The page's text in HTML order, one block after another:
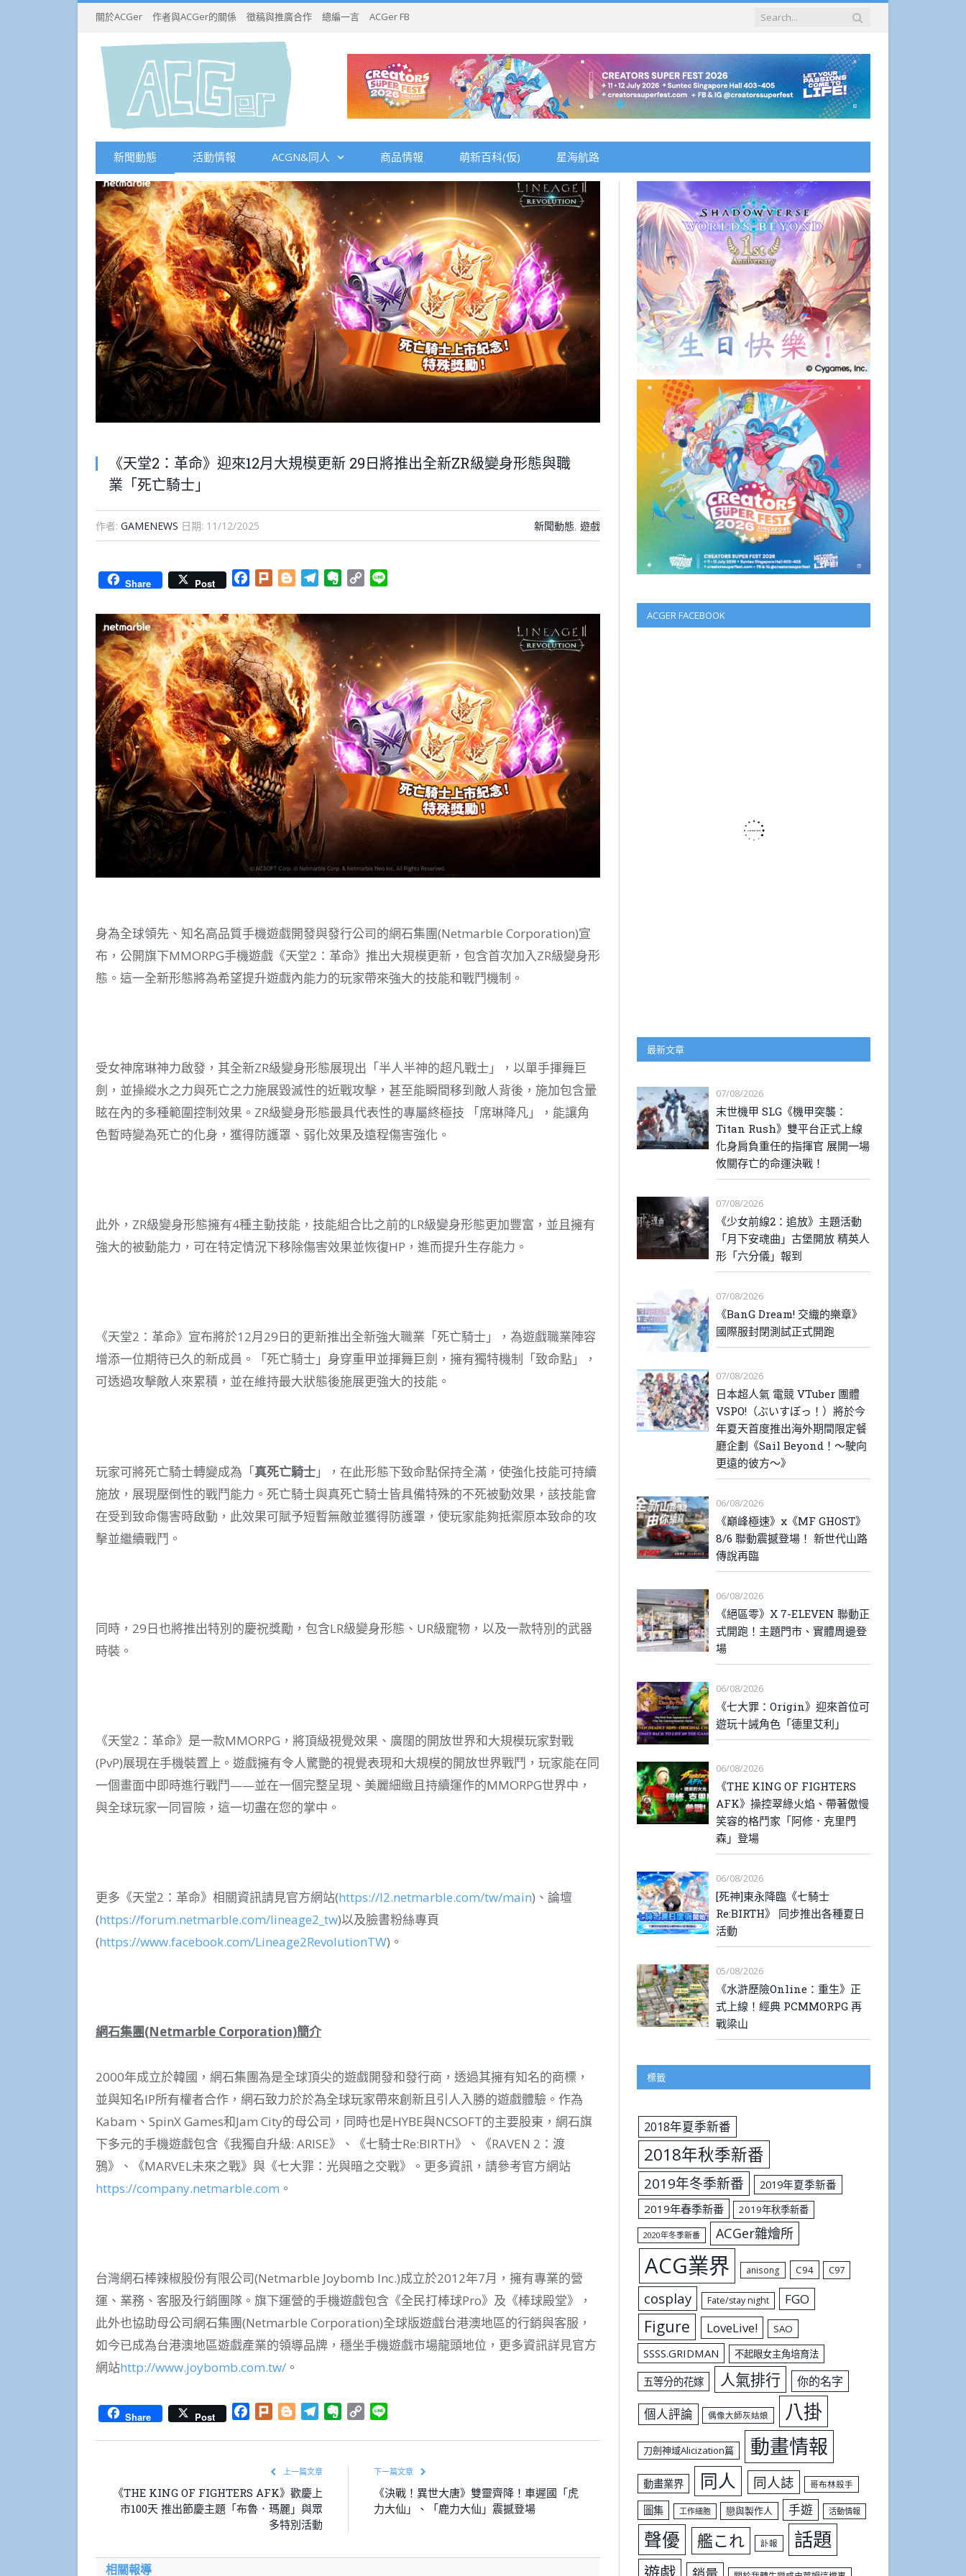
關於ACGer 作者與ACGer的關係 徵稿與推廣合作 總編一言 ACGer FB
新聞動態 活動情報 ACGN&同人 商品情報 萌新百科(仮) 星海航路
《天堂2：革命》迎來12月大規模更新 29日將推出全新ZR級變身形態與職
業「死亡騎士」
作者: GAMENEWS 日期: 11/12/2025 新聞動態, 遊戲
Share Post Facebook
Plurk BloggerTelegramEvernote
Copy
身為全球領先、知名高品質手機遊戲開發與發行公司的網石集團(Netmarble Corporation)宣
布，公開旗下MMORPG手機遊戲《天堂2：革命》推出大規模更新，包含首次加入ZR級變身形
態。這一全新形態將為希望提升遊戲內能力的玩家帶來強大的技能和戰鬥機制。
受女神席琳神力啟發，其全新ZR級變身形態展現出「半人半神的超凡戰士」，以單手揮舞巨
劍，並操縱水之力與死亡之力施展毀滅性的近戰攻擊，甚至能瞬間移到敵人背後，施加包含暈
眩在內的多種範圍控制效果。ZR級變身形態最具代表性的專屬終極技 「席琳降凡」，能讓角
色暫時變為死亡的化身，獲得防護罩、弱化效果及遠程傷害強化。
此外，ZR級變身形態擁有4種主動技能，技能組合比之前的LR級變身形態更加豐富，並且擁有
強大的被動能力，可在特定情況下移除傷害效果並恢復HP，進而提升生存能力。
《天堂2：革命》宣布將於12月29日的更新推出全新強大職業「死亡騎士」，為遊戲職業陣容
增添一位期待已久的新成員。「死亡騎士」身穿重甲並揮舞巨劍，擁有獨特機制「致命點」，
可透過攻擊敵人來累積，並在維持最大狀態後施展更強大的技能。
玩家可將死亡騎士轉變成為「真死亡騎士」，在此形態下致命點保持全滿，使強化技能可持續
施放，展現壓倒性的戰鬥能力。死亡騎士與真死亡騎士皆具備特殊的不死被動效果，該技能會
在受到致命傷害時啟動，此效果可賦予短暫無敵並獲得防護罩，使玩家能夠抵禦原本致命的攻
擊並繼續戰鬥。
同時，29日也將推出特別的慶祝獎勵，包含LR級變身形態、UR級寵物，以及一款特別的武器
時裝。
《天堂2：革命》是一款MMORPG，將頂級視覺效果、廣闊的開放世界和大規模玩家對戰
(PvP)展現在手機裝置上。遊戲擁有令人驚艷的視覺表現和大規模的開放世界戰鬥，玩家能在同
一個畫面中即時進行戰鬥——並在一個完整呈現、美麗細緻且持續運作的MMORPG世界中，
與全球玩家一同冒險，這一切盡在您的掌中。
更多《天堂2：革命》相關資訊請見官方網站(https://l2.netmarble.com/tw/main)、論壇
(https://forum.netmarble.com/lineage2_tw)以及臉書粉絲專頁
(https://www.facebook.com/Lineage2RevolutionTW)。
網石集團(Netmarble Corporation)簡介
2000年成立於韓國，網石集團為是全球頂尖的遊戲開發和發行商，透過其擁有知名的商標，
並與知名IP所有權者合作，網石致力於於為全球玩家帶來創新且引人入勝的遊戲體驗。作為
Kabam、SpinX Games和Jam City的母公司，同時也是HYBE與NCSOFT的主要股東，網石旗
下多元的手機遊戲包含《我獨自升級: ARISE》、《七騎士Re:BIRTH》、《RAVEN 2：渡
鴉》、《MARVEL未來之戰》與《七大罪：光與暗之交戰》。更多資訊，請參考官方網站
https://company.netmarble.com 。
台灣網石棒辣椒股份有限公司(Netmarble Joybomb Inc.)成立於2012年7月，擁有專業的營
運、業務、客服及行銷團隊。旗下運營的手機遊戲包含《全民打棒球Pro》及《棒球殿堂》，
此外也協助母公司網石集團(Netmarble Corporation)全球版遊戲台港澳地區的行銷與客服，
如今已成為台港澳地區遊戲產業的領導品牌，穩坐手機遊戲市場龍頭地位，更多資訊詳見官方
網站http://www.joybomb.com.tw/ 。
Share Post Facebook
Plurk BloggerTelegramEvernote
Copy
上一篇文章
《THE KING OF FIGHTERS AFK》歡慶上
市100天 推出節慶主題「布魯．瑪麗」與眾
多特別活動
下一篇文章
《決戰！異世大唐》雙靈齊降！車遲國「虎
力大仙」、「鹿力大仙」震撼登場
相關報導
ACGER FACEBOOK
最新文章
07/08/2026
末世機甲 SLG《機甲突襲：
Titan Rush》雙平台正式上線
化身肩負重任的指揮官 展開一場
攸關存亡的命運決戰！
07/08/2026
《少女前線2：追放》主題活動
「月下安魂曲」古堡開放 精英人
形「六分儀」報到
07/08/2026
《BanG Dream! 交織的樂章》
國際服封閉測試正式開跑
07/08/2026
日本超人氣 電競 VTuber 團體
VSPO!（ぶいすぽっ！）將於今
年夏天首度推出海外期間限定餐
廳企劃《Sail Beyond！～駛向
更遠的彼方～》
06/08/2026
《巔峰極速》x《MF GHOST》
8/6 聯動震撼登場！ 新世代山路
傳說再臨
06/08/2026
《絕區零》X 7-ELEVEN 聯動正
式開跑！主題門市、實體周邊登
場
06/08/2026
《七大罪：Origin》迎來首位可
遊玩十誡角色「德里艾利」
06/08/2026
《THE KING OF FIGHTERS
AFK》操控翠綠火焰、帶著傲慢
笑容的格鬥家「阿修．克里門
森」登場
06/08/2026
[死神]東永降臨《七騎士
Re:BIRTH》 同步推出各種夏日
活動
05/08/2026
《水滸歷險Online：重生》正
式上線！經典 PCMMORPG 再
戰梁山
標籤
2018年夏季新番
2018年秋季新番
2019年冬季新番
2019年夏季新番
2019年春季新番
2019年秋季新番
2020年冬季新番 ACGer雜燴所
ACG業界 anisong C94 C97
cosplay Fate/stay night FGO
Figure LoveLive! SAO
SSSS.GRIDMAN 不起眼女主角培育法
五等分的花嫁 人氣排行 你的名字
個人評論 偶像大師灰姑娘 八掛
刀劍神域Alicization篇 動畫情報
動畫業界 同人 同人誌 哥布林殺手
圖集 工作細胞 戀與製作人 手遊 活動情報
聲優 艦これ 訃報 話題